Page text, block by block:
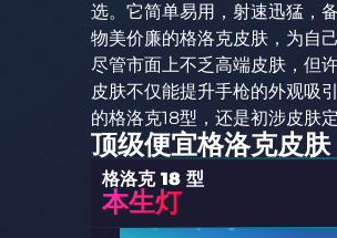
选。它简单易用，射速迅猛，
物美价廉的格洛克皮肤，为自
尽管市面上不乏高端皮肤，但
皮肤不仅能提升手枪的外观吸
的格洛克18型，还是初涉皮肤
顶级便宜格洛克皮肤
格洛克 18 型
本生灯